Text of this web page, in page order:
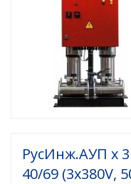
РусИнж.АУП х 3
40/69 (3x380V,